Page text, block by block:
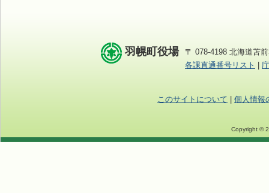
羽幌町役場
〒 078-4198 北海道苫
各課直通番号リスト
このサイトについて 個人情報
Copyright ©